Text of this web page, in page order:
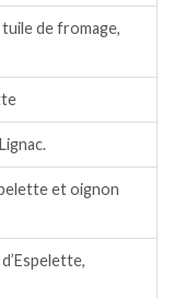
de fromage,
et oignon